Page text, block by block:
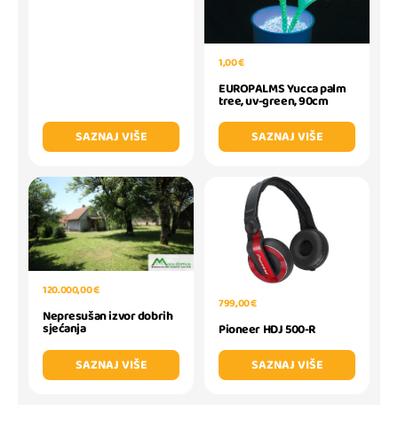
SAZNAJ VIŠE
1,00 €
EUROPALMS Yucca palm
tree, uv-green, 90cm
SAZNAJ VIŠE
120.000,00 €
Nepresušan izvor dobrih
sjećanja
SAZNAJ VIŠE
799,00 €
Pioneer HDJ 500-R
SAZNAJ VIŠE